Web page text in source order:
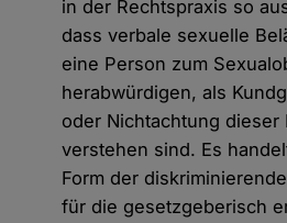
in der Rechtspraxis so
dass verbale sexuelle
eine Person zum
herabwürdigen, als
oder Nichtachtung dieser
verstehen sind. Es
Form der
für die gesetzgeberisch